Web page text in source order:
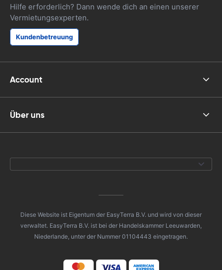
u003cbr/
losfahren.
für 6 Tage
Hilfe erforderlich? Dann wende dich an einen unserer
Vermietungsexperten.
Kundenbetreuung
Account
Über uns
Diese Website ist Eigentum der EasyTerra B.V. und wird von dieser
verwaltet. EasyTerra B.V. ist bei der Handelskammer Leeuwarden,
Niederlande, unter der Nummer 01104443 eingetragen.